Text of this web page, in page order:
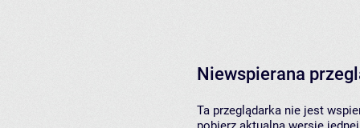
Niewspierana
Ta przeglądarka nie jest